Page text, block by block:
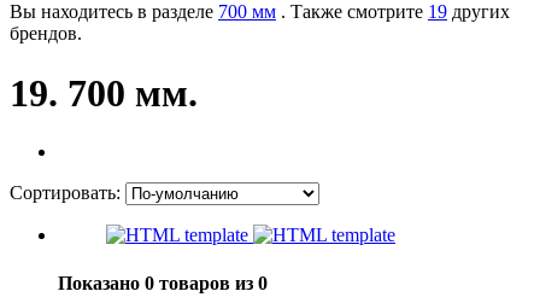
Вы находитесь в разделе 700 мм . Также смотрите 19 других
брендов.
19. 700 мм.
Сортировать:
Показано 0 товаров из 0